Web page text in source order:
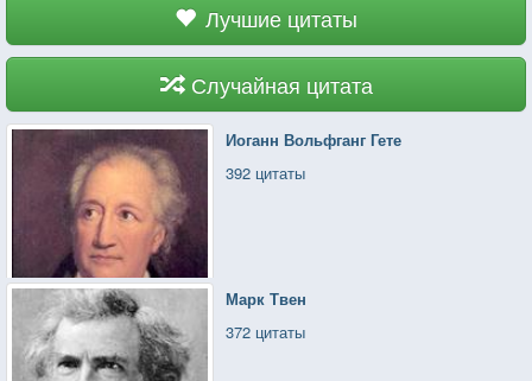
Лучшие цитаты
Случайная цитата
Иоганн Вольфганг Гете
392 цитаты
Марк Твен
372 цитаты